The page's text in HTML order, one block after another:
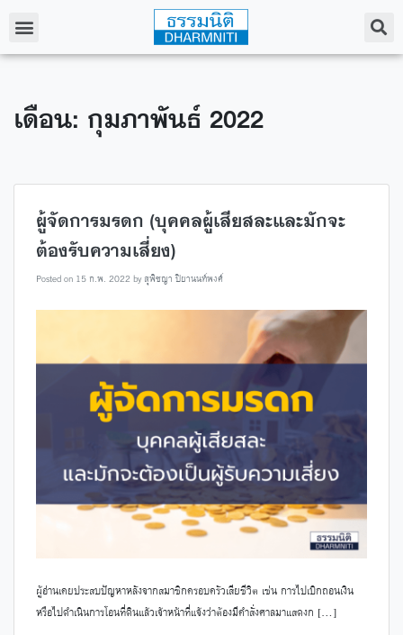
เดือน: กุมภาพันธ์ 2022
ผู้จัดการมรดก (บุคคลผู้เสียสละและมักจะ
ต้องรับความเสี่ยง)
Posted on 15 ก.พ. 2022 byสุพิชญา ปิยานนท์พงศ์
ผู้อ่านเคยประสบปัญหาหลังจากสมาชิกครอบครัวเสียชีวิต เช่น การไปเบิกถอนเงิน
หรือไปดำเนินการโอนที่ดินแล้วเจ้าหน้าที่แจ้งว่าต้องมีคำสั่งศาลมาแสดงก […]